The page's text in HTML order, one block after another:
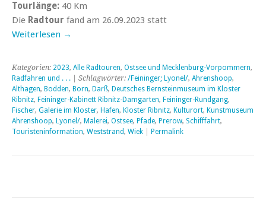
Tourlänge: 40 Km
Die Radtour fand am 26.09.2023 statt
Weiterlesen →
Kategorien: 2023, Alle Radtouren, Ostsee und Mecklenburg-Vorpommern,
Radfahren und . . . | Schlagwörter: /Feininger; Lyonel/, Ahrenshoop,
Althagen, Bodden, Born, Darß, Deutsches Bernsteinmuseum im Kloster
Ribnitz, Feininger-Kabinett Ribnitz-Damgarten, Feininger-Rundgang,
Fischer, Galerie im Kloster, Hafen, Kloster Ribnitz, Kulturort, Kunstmuseum
Ahrenshoop, Lyonel/, Malerei, Ostsee, Pfade, Prerow, Schifffahrt,
Touristeninformation, Weststrand, Wiek Permalink